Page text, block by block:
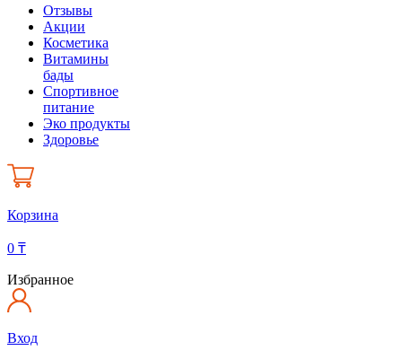
Отзывы
Акции
Косметика
Витамины
бады
Спортивное
питание
Эко продукты
Здоровье
Корзина
0 ₸
Избранное
Вход